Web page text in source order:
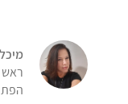
ראש